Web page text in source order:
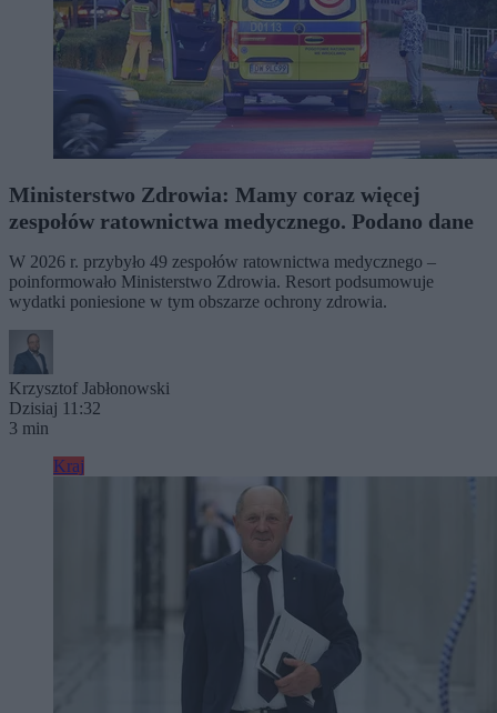
Ministerstwo Zdrowia: Mamy coraz więcej
zespołów ratownictwa medycznego. Podano dane
W 2026 r. przybyło 49 zespołów ratownictwa medycznego –
poinformowało Ministerstwo Zdrowia. Resort podsumowuje
wydatki poniesione w tym obszarze ochrony zdrowia.
Krzysztof Jabłonowski
Dzisiaj 11:32
3 min
Kraj